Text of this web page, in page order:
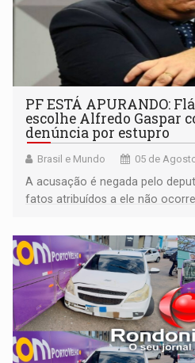
PF ESTÁ APURANDO:
escolhe Alfredo Gaspar
denúncia por estupro
Brasil e Mundo 05 de
A acusação é negada pelo
fatos atribuídos a ele não